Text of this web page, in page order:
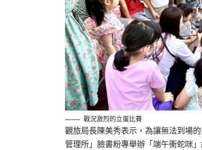
戰況激烈的立蛋比賽
觀旅局長陳美秀表示，為讓無法到場
管理所」臉書粉專舉辦「端午衝蛇咪